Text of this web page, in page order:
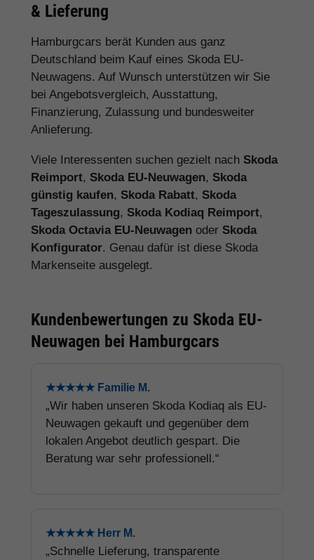
& Lieferung
Hamburgcars berät Kunden aus ganz
Deutschland beim Kauf eines Skoda EU-
Neuwagens. Auf Wunsch unterstützen wir Sie
bei Angebotsvergleich, Ausstattung,
Finanzierung, Zulassung und bundesweiter
Anlieferung.
Viele Interessenten suchen gezielt nach Skoda
Reimport, Skoda EU-Neuwagen, Skoda
günstig kaufen, Skoda Rabatt, Skoda
Tageszulassung, Skoda Kodiaq Reimport,
Skoda Octavia EU-Neuwagen oder Skoda
Konfigurator. Genau dafür ist diese Skoda
Markenseite ausgelegt.
Kundenbewertungen zu Skoda EU-
Neuwagen bei Hamburgcars
★★★★★ Familie M.
„Wir haben unseren Skoda Kodiaq als EU-
Neuwagen gekauft und gegenüber dem
lokalen Angebot deutlich gespart. Die
Beratung war sehr professionell.“
★★★★★ Herr M.
„Schnelle Lieferung, transparente